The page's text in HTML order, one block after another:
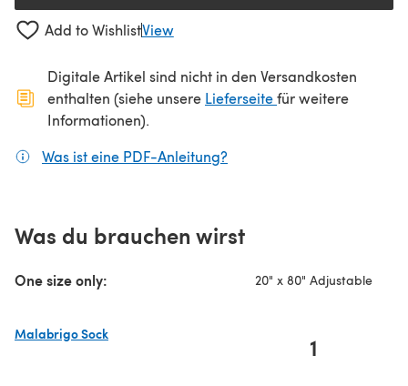
Add to WishlistView
Digitale Artikel sind nicht in den Versandkosten
enthalten (siehe unsere Lieferseite(öffnet sich in
für weitere
Informationen).
Was ist eine PDF-Anleitung?
Was du brauchen wirst
One size only: 20" x 80" Adjustable
Malabrigo Sock
1